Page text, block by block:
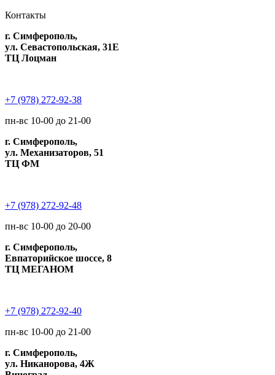
Контакты
г. Симферополь,
ул. Севастопольская, 31Е
ТЦ Лоцман
+7 (978) 272-92-38
пн-вс 10-00 до 21-00
г. Симферополь,
ул. Механизаторов, 51
ТЦ ФМ
+7 (978) 272-92-48
пн-вс 10-00 до 20-00
г. Симферополь,
Евпаторийское шоссе, 8
ТЦ МЕГАНОМ
+7 (978) 272-92-40
пн-вс 10-00 до 21-00
г. Симферополь,
ул. Никанорова, 4Ж